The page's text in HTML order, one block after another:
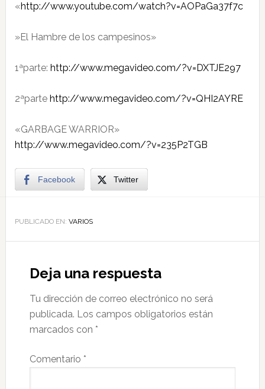
«http://www.youtube.com/wat​ch?v=AOPaGa37f7c
‎»El Hambre de los campesinos»
1ªparte: http://www.megavideo.com/?​v=DXTJE297
2ªparte http://www.megavideo.com/?​v=QHI2AYRE
«GARBAGE WARRIOR»
http://www.megavideo.com/?​v=235P2TGB
Facebook Twitter
PUBLICADO EN: VARIOS
Deja una respuesta
Tu dirección de correo electrónico no será
publicada. Los campos obligatorios están
marcados con *
Comentario *